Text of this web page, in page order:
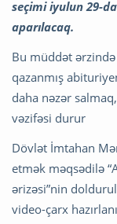
seçimi iyulun 29-
aparılacaq.
Bu müddət
qazanmış
daha nəzər
vəzifəsi durur
Dövlət İmtahan
etmək məqsədilə
ərizəsi”nin
video-çarx